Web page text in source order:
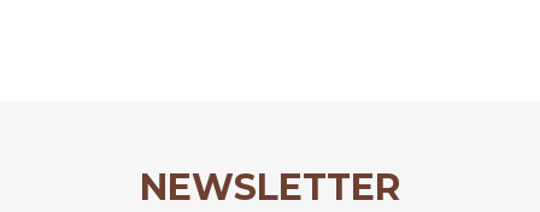
NEWSLETTER